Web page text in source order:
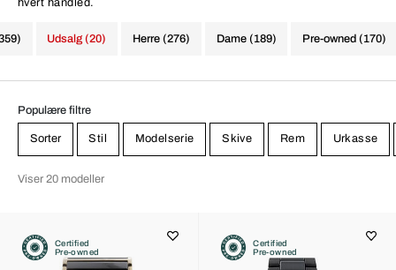
hvert håndled.
Herre (276) Dame (189) Pre-owned (170)
Udsalg (20)
Populære filtre
Sorter Stil Modelserie Skive Rem Urkasse
Viser 20 modeller
Certified
Pre-owned
Certified
Pre-owned